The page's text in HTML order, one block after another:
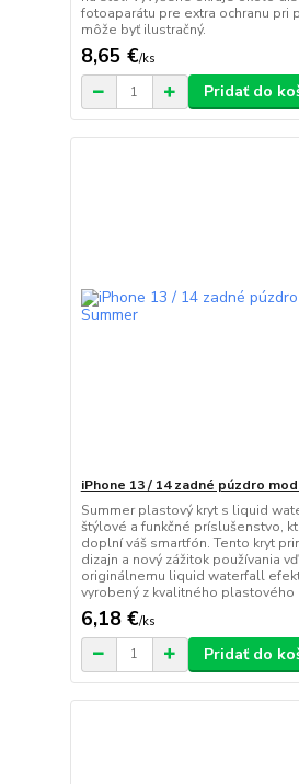
fotoaparátu pre extra ochranu pri
môže byť ilustračný.
8,65 €/ks
Pridať do
iPhone 13 / 14 zadné púzdro
Summer plastový kryt s liquid
štýlové a funkčné príslušenstvo,
doplní váš smartfón. Tento kryt
dizajn a nový zážitok používania
originálnemu liquid waterfall
vyrobený z kvalitného plastového
6,18 €/ks
Pridať do